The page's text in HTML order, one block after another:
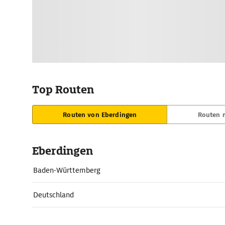
Top Routen
Routen von Eberdingen Routen
Eberdingen
Baden-Württemberg
Deutschland